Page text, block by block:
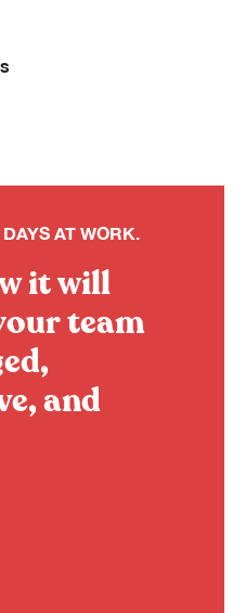
AT WORK.
it will
team
and